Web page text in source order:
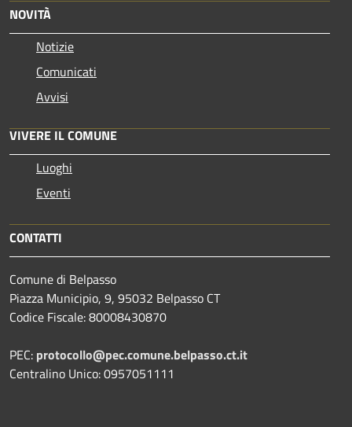
NOVITÀ
Notizie
Comunicati
Avvisi
VIVERE IL COMUNE
Luoghi
Eventi
CONTATTI
Comune di Belpasso
Piazza Municipio, 9, 95032 Belpasso CT
Codice Fiscale: 80008430870
PEC: protocollo@pec.comune.belpasso.ct.it
Centralino Unico: 0957051111